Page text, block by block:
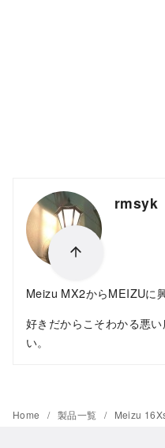
rmsyk
Meizu MX2からMEIZUに
好きだからこそわかる悪
い。
Home 製品一覧 Meizu